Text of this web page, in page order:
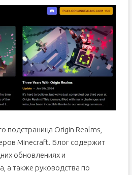
подстраница Origin Realms,
Minecraft. Блог содержит
обновлениях и
а также руководства по